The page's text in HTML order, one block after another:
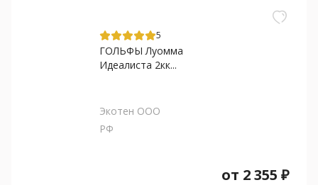
5
ГОЛЬФЫ Луомма
Идеалиста 2кк...
Экотен ООО
РФ
от 2 355 ₽